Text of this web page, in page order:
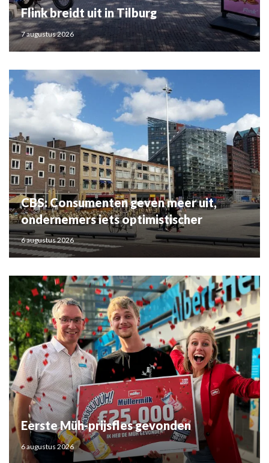
Flink breidt uit in Tilburg
7 augustus 2026
CBS: Consumenten geven meer uit,
ondernemers iets optimistischer
6 augustus 2026
Eerste Müh-prijsfles gevonden
6 augustus 2026